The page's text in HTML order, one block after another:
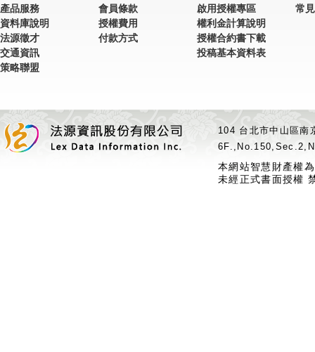
產品服務
資料庫說明
法源徵才
交通資訊
策略聯盟
會員條款
授權費用
付款方式
啟用授權專區
權利金計算說明
授權合約書下載
投稿基本資料表
常
104 台北市中山區
本網站智慧財產權
未經正式書面授權